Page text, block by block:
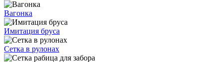
Вагонка
Имитация бруса
Сетка в рулонах